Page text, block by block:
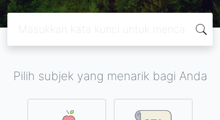
Pilih subjek yang menarik bagi Anda